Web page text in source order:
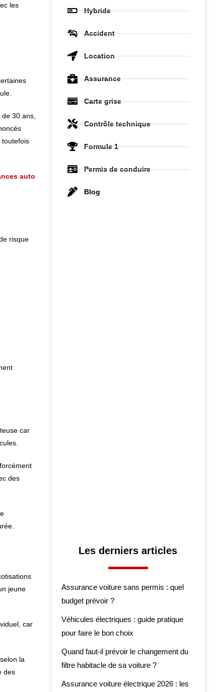
les
30 ans,
toutefois
auto
risque
car
des
jeune
car
la
des
Hybride
Accident
Location
Assurance
Carte grise
Contrôle technique
Formule 1
Permis de conduire
Blog
Les derniers articles
Assurance voiture sans permis : quel
budget prévoir ?
Véhicules électriques : guide pratique
pour faire le bon choix
Quand faut-il prévoir le changement du
filtre habitacle de sa voiture ?
Assurance voiture électrique 2026 : les